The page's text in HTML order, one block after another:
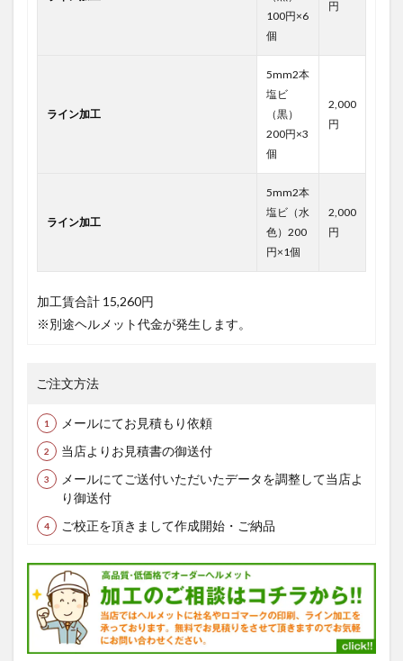
100円×6
個
円
ライン加工
5mm2本
塩ビ
（黒）
200円×3
個
2,000
円
ライン加工
5mm2本
塩ビ（水
色）200
円×1個
2,000
円
加工賃合計 15,260円
※別途ヘルメット代金が発生します。
ご注文方法
メールにてお見積もり依頼
当店よりお見積書の御送付
メールにてご送付いただいたデータを調整して当店よ
り御送付
ご校正を頂きまして作成開始・ご納品